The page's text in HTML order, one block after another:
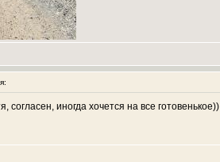
иногда хочется на все готовенькое))